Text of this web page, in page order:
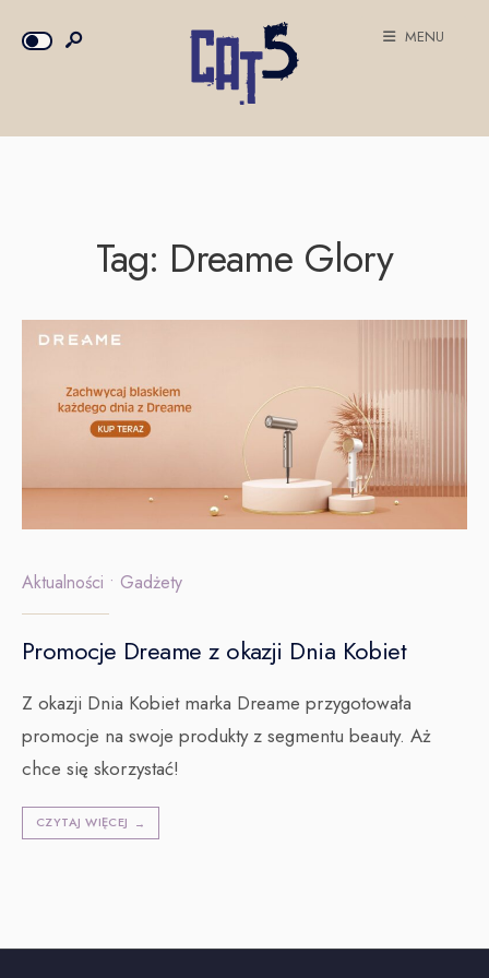
MENU
Tag: Dreame Glory
Aktualności • Gadżety
Promocje Dreame z okazji Dnia Kobiet
Z okazji Dnia Kobiet marka Dreame przygotowała
promocje na swoje produkty z segmentu beauty. Aż
chce się skorzystać!
CZYTAJ WIĘCEJ →